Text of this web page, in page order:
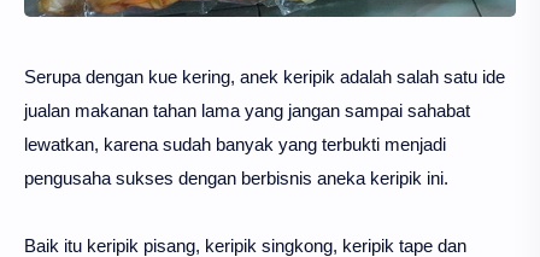
Serupa dengan kue kering, anek keripik adalah salah satu ide
jualan makanan tahan lama yang jangan sampai sahabat
lewatkan, karena sudah banyak yang terbukti menjadi
pengusaha sukses dengan berbisnis aneka keripik ini.
Baik itu keripik pisang, keripik singkong, keripik tape dan